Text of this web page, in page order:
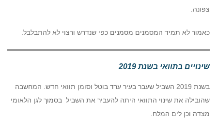
צפונה.
כאמור לא תמיד המסמנים מסמנים כפי שנדרש ורצוי לא להתבלבל.
שינויים בתוואי בשנת 2019
בשנת 2019 השביל שעבר בעיר ערד בוטל וסומן תוואי חדש. המחשבה
שהובילה את שינוי התוואי היתה להעביר את השביל בסמוך לגן הלאומי
מצדה וכן לים המלח.